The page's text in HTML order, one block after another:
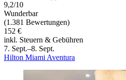
9,2/10
Wunderbar
(1.381 Bewertungen)
152 €
inkl. Steuern & Gebühren
7. Sept.–8. Sept.
Hilton Miami Aventura